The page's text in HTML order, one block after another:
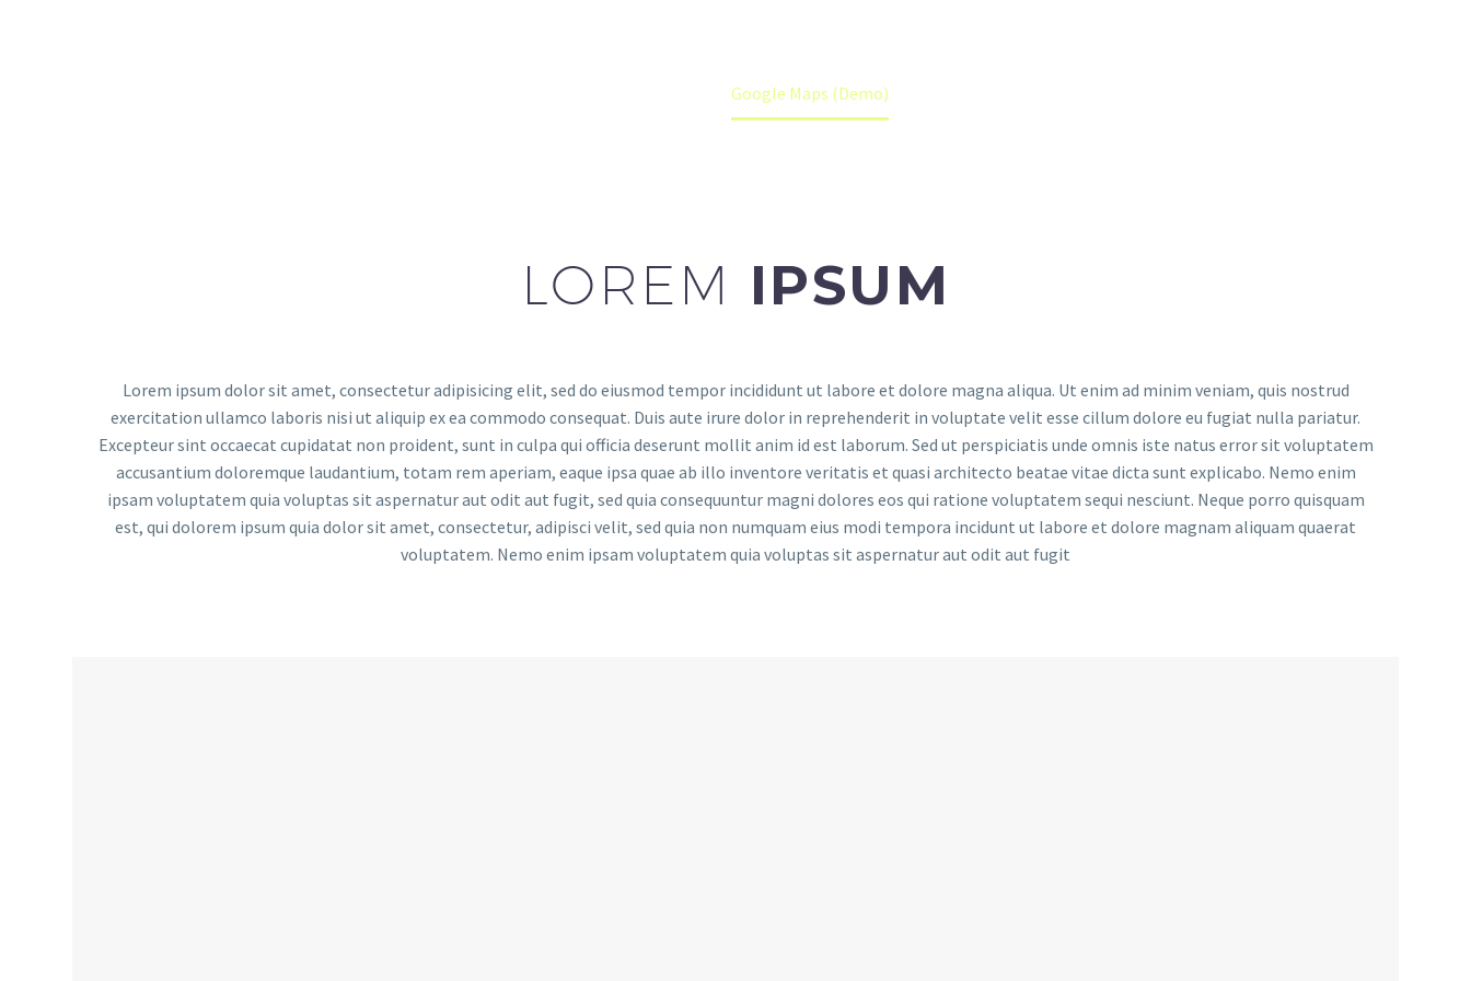
Google Maps (Demo)
LOREM IPSUM
Lorem ipsum dolor sit amet, consectetur adipisicing elit, sed do eiusmod tempor incididunt ut labore et dolore magna aliqua. Ut enim ad minim veniam, quis nostrud
exercitation ullamco laboris nisi ut aliquip ex ea commodo consequat. Duis aute irure dolor in reprehenderit in voluptate velit esse cillum dolore eu fugiat nulla pariatur.
Excepteur sint occaecat cupidatat non proident, sunt in culpa qui officia deserunt mollit anim id est laborum. Sed ut perspiciatis unde omnis iste natus error sit voluptatem
accusantium doloremque laudantium, totam rem aperiam, eaque ipsa quae ab illo inventore veritatis et quasi architecto beatae vitae dicta sunt explicabo. Nemo enim
ipsam voluptatem quia voluptas sit aspernatur aut odit aut fugit, sed quia consequuntur magni dolores eos qui ratione voluptatem sequi nesciunt. Neque porro quisquam
est, qui dolorem ipsum quia dolor sit amet, consectetur, adipisci velit, sed quia non numquam eius modi tempora incidunt ut labore et dolore magnam aliquam quaerat
voluptatem. Nemo enim ipsam voluptatem quia voluptas sit aspernatur aut odit aut fugit